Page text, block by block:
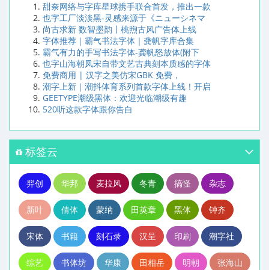
甜奈网络与字库星球携手联合首发，推出一款
也字工厂淡淡黑-灵感来源于《ニューシネマ
尚古求新 数智墨韵丨桃煦古风广告体上线
字体推荐｜霸气书法字体｜龚帆字库合集
霸气有力的手写书法字体-龚帆怒放体(附下
也字山海朝凤宋自带文艺古典刻本质感的字体
免费商用 | 汉字之美仿宋GBK 免费，
潮字上新｜潮抖体育系列首款字体上线！开启
GEETYPE潮级黑体：欢迎光临潮级有趣
520听这款字体跟你告白
标签云
羿创 华邦 麦拉风 冬青 搞怪 杂志
新叶 倩体 蒙纳 田英章 黑体 钟齐
宋体 书籍 刻石录 汉呈 印刷 潮字社
综艺 书体坊 华康 田相岳 明朝 张海山